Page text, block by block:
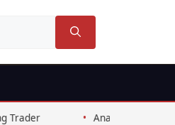
Analisis Arbitrase Bitcoin